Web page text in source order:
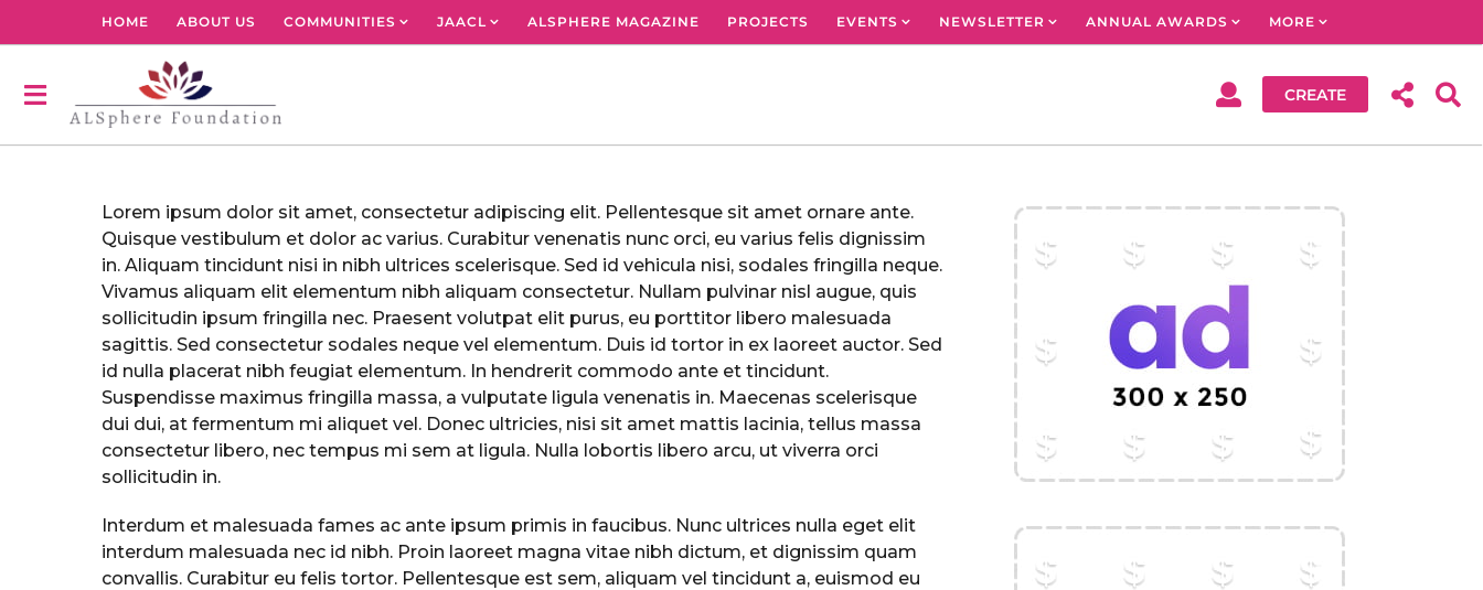
HOME ABOUT US COMMUNITIES JAACL ALSPHERE MAGAZINE PROJECTS EVENTS NEWSLETTER ANNUAL AWARDS MORE
CREATE
Lorem ipsum dolor sit amet, consectetur adipiscing elit. Pellentesque sit amet ornare ante.
Quisque vestibulum et dolor ac varius. Curabitur venenatis nunc orci, eu varius felis dignissim
in. Aliquam tincidunt nisi in nibh ultrices scelerisque. Sed id vehicula nisi, sodales fringilla neque.
Vivamus aliquam elit elementum nibh aliquam consectetur. Nullam pulvinar nisl augue, quis
sollicitudin ipsum fringilla nec. Praesent volutpat elit purus, eu porttitor libero malesuada
sagittis. Sed consectetur sodales neque vel elementum. Duis id tortor in ex laoreet auctor. Sed
id nulla placerat nibh feugiat elementum. In hendrerit commodo ante et tincidunt.
Suspendisse maximus fringilla massa, a vulputate ligula venenatis in. Maecenas scelerisque
dui dui, at fermentum mi aliquet vel. Donec ultricies, nisi sit amet mattis lacinia, tellus massa
consectetur libero, nec tempus mi sem at ligula. Nulla lobortis libero arcu, ut viverra orci
sollicitudin in.
Interdum et malesuada fames ac ante ipsum primis in faucibus. Nunc ultrices nulla eget elit
interdum malesuada nec id nibh. Proin laoreet magna vitae nibh dictum, et dignissim quam
convallis. Curabitur eu felis tortor. Pellentesque est sem, aliquam vel tincidunt a, euismod eu